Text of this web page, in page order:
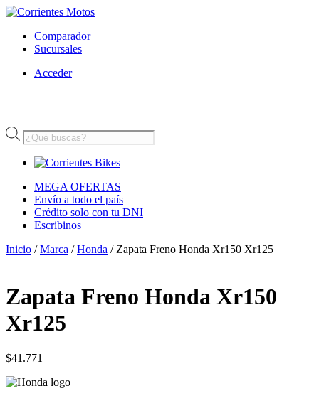
Comparador
Sucursales
Acceder
Búsqueda
de
productos
MEGA OFERTAS
Envío a todo el país
Crédito solo con tu DNI
Escribinos
Inicio /Marca /Honda / Zapata Freno Honda Xr150 Xr125
Zapata Freno Honda Xr150
Xr125
$41.771